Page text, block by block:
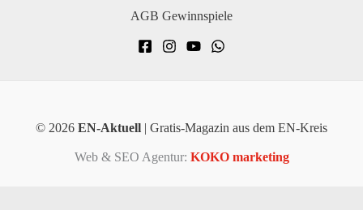
AGB Gewinnspiele
© 2026 EN-Aktuell | Gratis-Magazin aus dem EN-Kreis
Web & SEO Agentur: KOKO marketing